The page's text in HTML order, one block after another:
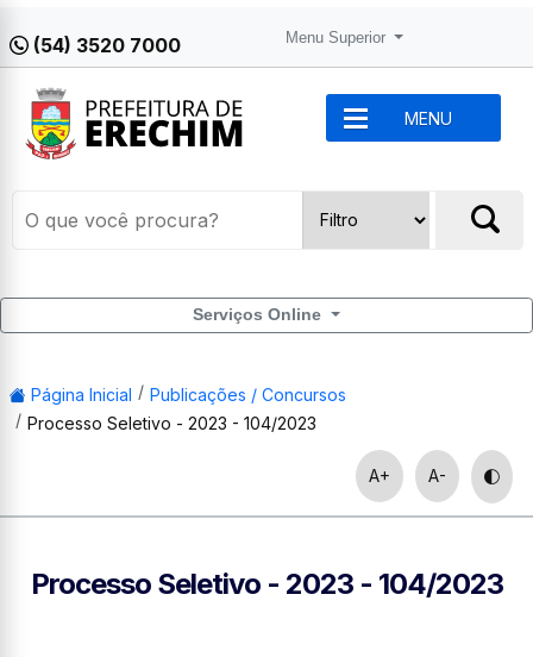
(54) 3520 7000 Menu Superior
MENU
Serviços Online
Página Inicial
Publicações / Concursos
Processo Seletivo - 2023 - 104/2023
A+ A-
Processo Seletivo - 2023 - 104/2023